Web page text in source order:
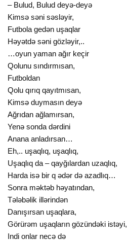
– Bulud, Bulud deyə-deyə
Kimsə səni səsləyir,
Futbola gedən uşaqlar
Həyətdə səni gözləyir,..
…oyun yaman ağır keçir
Qolunu sındırmısan,
Futboldan
Qolu qırıq qayıtmısan,
Kimsə duymasın deyə
Ağrıdan ağlamırsan,
Yenə sonda dərdini
Anana anladırsan…
Eh,.. uşaqlıq, uşaqlıq,
Uşaqlıq da – qayğılardan uzaqlıq,
Harda isə bir q ədər də azadlıq…
Sonra məktəb həyatından,
Tələbəlik illərindən
Danışırsan uşaqlara,
Görürəm uşaqların gözündəki istəyi,
Indi onlar necə də